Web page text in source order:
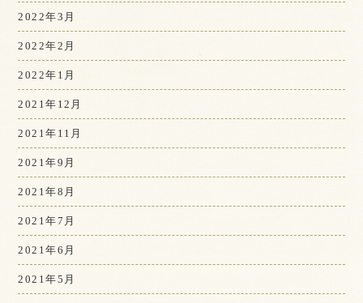
2022年3月
2022年2月
2022年1月
2021年12月
2021年11月
2021年9月
2021年8月
2021年7月
2021年6月
2021年5月